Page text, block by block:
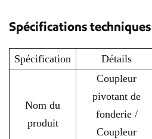
Spécifications techniques
Spécification Détails
Nom du
produit
Coupleur
pivotant de
fonderie /
Coupleur